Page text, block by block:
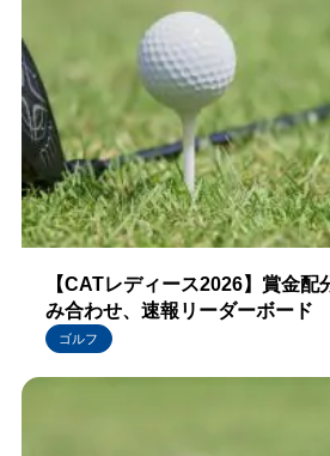
【CATレディース2026】賞金配
み合わせ、速報リーダーボード
ゴルフ